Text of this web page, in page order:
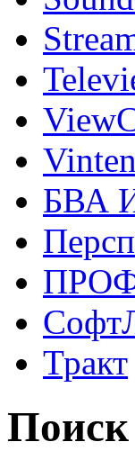
Vinten
БВА
Тракт
Поиск